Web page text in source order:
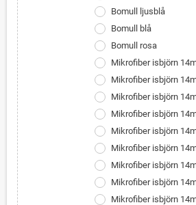
Bomull ljusblå
Bomull blå
Bomull rosa
Mikrofiber isbjörn
Mikrofiber isbjörn
Mikrofiber isbjörn
Mikrofiber isbjörn
Mikrofiber isbjörn
Mikrofiber isbjörn
Mikrofiber isbjörn
Mikrofiber isbjörn
Mikrofiber isbjörn